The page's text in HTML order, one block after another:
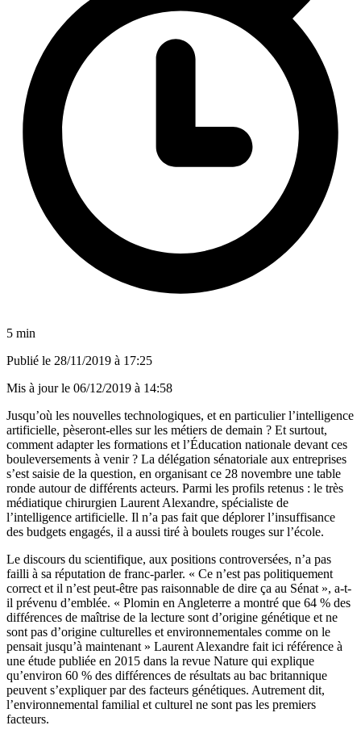
5 min
Publié le 28/11/2019 à 17:25
Mis à jour le 06/12/2019 à 14:58
Jusqu’où les nouvelles technologiques, et en particulier l’intelligence
artificielle, pèseront-elles sur les métiers de demain ? Et surtout,
comment adapter les formations et l’Éducation nationale devant ces
bouleversements à venir ? La délégation sénatoriale aux entreprises
s’est saisie de la question, en organisant ce 28 novembre une table
ronde autour de différents acteurs. Parmi les profils retenus : le très
médiatique chirurgien Laurent Alexandre, spécialiste de
l’intelligence artificielle. Il n’a pas fait que déplorer l’insuffisance
des budgets engagés, il a aussi tiré à boulets rouges sur l’école.
Le discours du scientifique, aux positions controversées, n’a pas
failli à sa réputation de franc-parler. « Ce n’est pas politiquement
correct et il n’est peut-être pas raisonnable de dire ça au Sénat », a-t-
il prévenu d’emblée. « Plomin en Angleterre a montré que 64 % des
différences de maîtrise de la lecture sont d’origine génétique et ne
sont pas d’origine culturelles et environnementales comme on le
pensait jusqu’à maintenant » Laurent Alexandre fait ici référence à
une étude publiée en 2015 dans la revue Nature qui explique
qu’environ 60 % des différences de résultats au bac britannique
peuvent s’expliquer par des facteurs génétiques. Autrement dit,
l’environnemental familial et culturel ne sont pas les premiers
facteurs.